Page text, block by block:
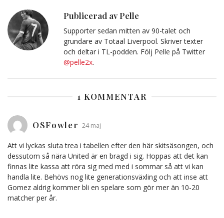
Publicerad av Pelle
Supporter sedan mitten av 90-talet och
grundare av Totaal Liverpool. Skriver texter
och deltar i TL-podden. Följ Pelle på Twitter
@pelle2x.
1 KOMMENTAR
OSFowler 24 maj
Att vi lyckas sluta trea i tabellen efter den här skitsäsongen, och
dessutom så nära United är en bragd i sig. Hoppas att det kan
finnas lite kassa att röra sig med med i sommar så att vi kan
handla lite. Behövs nog lite generationsväxling och att inse att
Gomez aldrig kommer bli en spelare som gör mer än 10-20
matcher per år.